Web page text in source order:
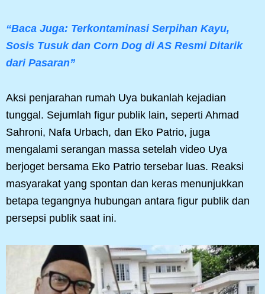
“Baca Juga: Terkontaminasi Serpihan Kayu,
Sosis Tusuk dan Corn Dog di AS Resmi Ditarik
dari Pasaran”
Aksi penjarahan rumah Uya bukanlah kejadian
tunggal. Sejumlah figur publik lain, seperti Ahmad
Sahroni, Nafa Urbach, dan Eko Patrio, juga
mengalami serangan massa setelah video Uya
berjoget bersama Eko Patrio tersebar luas. Reaksi
masyarakat yang spontan dan keras menunjukkan
betapa tegangnya hubungan antara figur publik dan
persepsi publik saat ini.